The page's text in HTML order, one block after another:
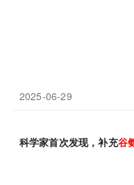
2025-06-29
科学家首次发现，补充谷